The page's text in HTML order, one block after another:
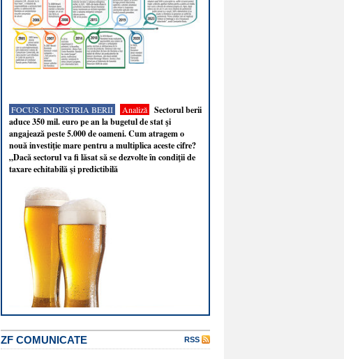
FOCUS: INDUSTRIA BERII Analiză
Sectorul berii
aduce 350 mil. euro pe an la bugetul de stat şi
angajează peste 5.000 de oameni. Cum atragem o
nouă investiţie mare pentru a multiplica aceste cifre?
„Dacă sectorul va fi lăsat să se dezvolte în condiţii de
taxare echitabilă şi predictibilă
ZF COMUNICATE RSS